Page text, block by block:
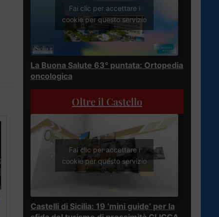
Fai clic per accettare i
cookie per questo servizio
La Buona Salute 63° puntata: Ortopedia
oncologica
Oltre il Castello
Fai clic per accettare i
cookie per questo servizio
Castelli di Sicilia: 19 ‘mini guide’ per la